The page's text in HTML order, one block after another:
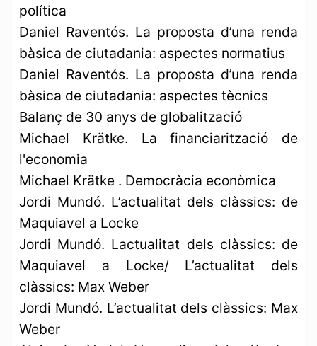
política
Daniel Raventós. La proposta d’una renda
bàsica de ciutadania: aspectes normatius
Daniel Raventós. La proposta d’una renda
bàsica de ciutadania: aspectes tècnics
Balanç de 30 anys de globalització
Michael Krätke. La financiarització de
l'economia
Michael Krätke . Democràcia econòmica
Jordi Mundó. L’actualitat dels clàssics: de
Maquiavel a Locke
Jordi Mundó. Lactualitat dels clàssics: de
Maquiavel a Locke/ L’actualitat dels
clàssics: Max Weber
Jordi Mundó. L’actualitat dels clàssics: Max
Weber